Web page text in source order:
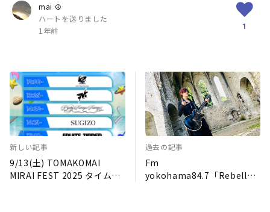
mai ☮
ハートを送りました
1年前
1
新しい記事
9/13(土) TOMAKOMAI
MIRAI FEST 2025 タイムテ
過去の記事
Fm
yokohama84.7「Rebellm